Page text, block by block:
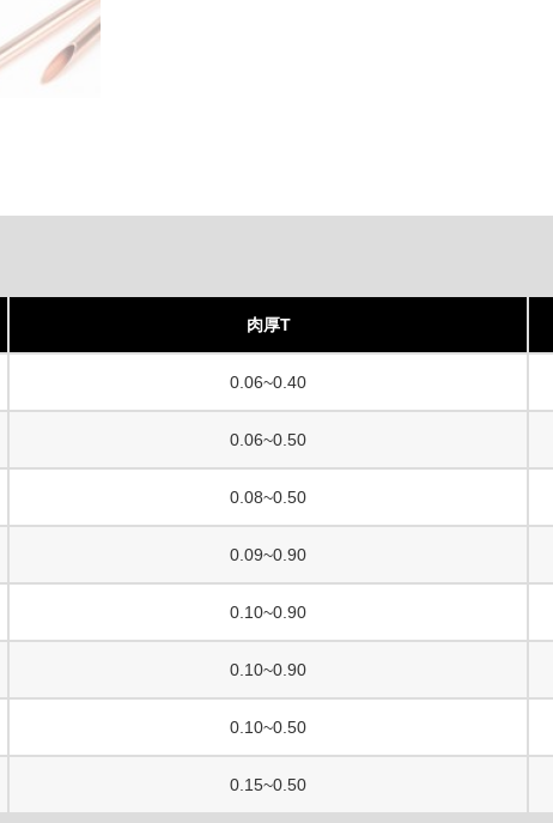
肉厚T
0.06~0.40
0.06~0.50
0.08~0.50
0.09~0.90
0.10~0.90
0.10~0.90
0.10~0.50
0.15~0.50